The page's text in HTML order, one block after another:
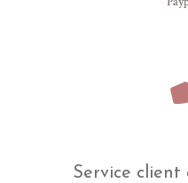
Service client